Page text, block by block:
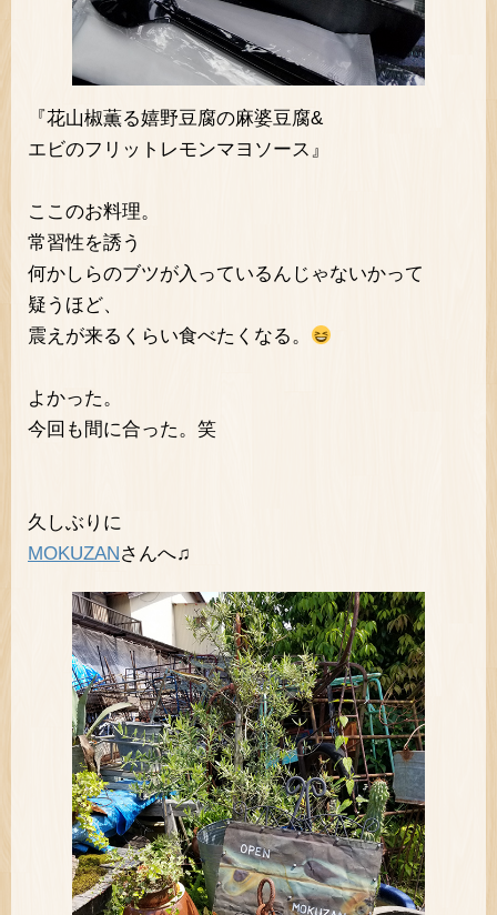
『花山椒薫る嬉野豆腐の麻婆豆腐&
エビのフリットレモンマヨソース』
ここのお料理。
常習性を誘う
何かしらのブツが入っているんじゃないかって
疑うほど、
震えが来るくらい食べたくなる。
よかった。
今回も間に合った。笑
久しぶりに
MOKUZAN さんへ♫